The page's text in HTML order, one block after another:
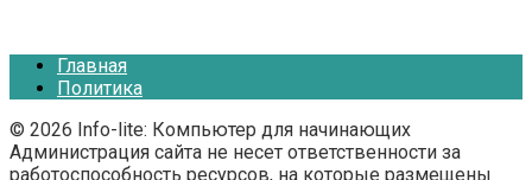
Главная
Политика
© 2026 Info-lite: Компьютер для начинающих
Администрация сайта не несет ответственности за
работоспособность ресурсов, на которые размещены